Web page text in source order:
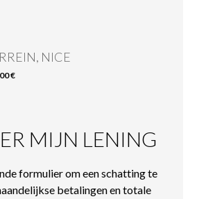
NICE
€
MIJN LENING
formulier om een schatting te
betalingen en totale